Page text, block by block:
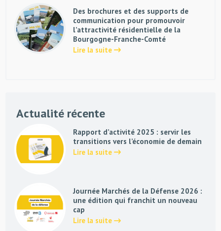
Des brochures et des supports de
communication pour promouvoir
l’attractivité résidentielle de la
Bourgogne-Franche-Comté
Lire la suite
Actualité récente
Rapport d’activité 2025 : servir les
transitions vers l’économie de demain
Lire la suite
Journée Marchés de la Défense 2026 :
une édition qui franchit un nouveau
cap
Lire la suite